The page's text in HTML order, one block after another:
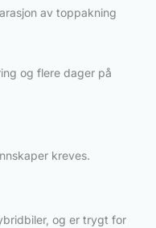
av toppakning
og flere dager på
kreves.
og er trygt for